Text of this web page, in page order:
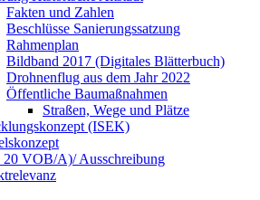
Fakten und Zahlen
Beschlüsse Sanierungssatzung
Rahmenplan
Bildband 2017 (Digitales Blätterbuch)
Drohnenflug aus dem Jahr 2022
Öffentliche Baumaßnahmen
Straßen, Wege und Plätze
(ISEK)
20 VOB/A)/ Ausschreibung